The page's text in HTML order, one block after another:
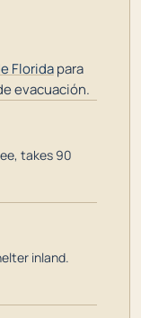
Floridapara
evacuación.
takes 90
inland.